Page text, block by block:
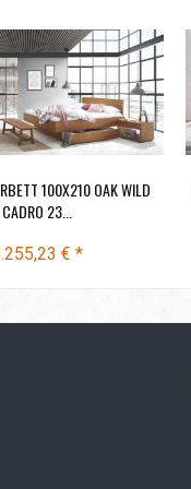
100X210 OAK WILD
CADRO 23...
€ *